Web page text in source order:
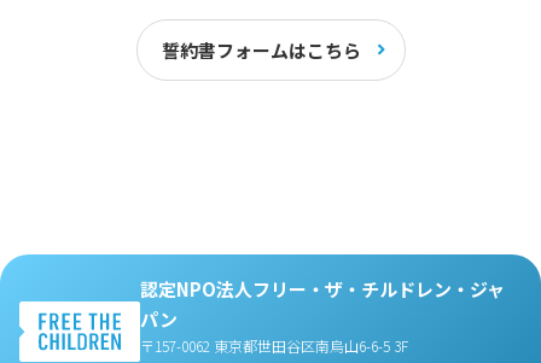
誓約書フォームはこちら
認定NPO法人フリー・ザ・チルドレン・ジャ
パン
〒157-0062 東京都世田谷区南烏山6-6-5 3F